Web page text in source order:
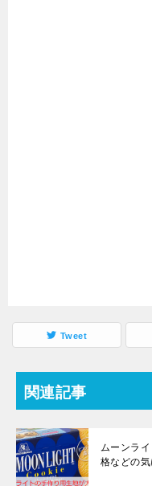
Tweet
関連記事
ムーンラ
格などの